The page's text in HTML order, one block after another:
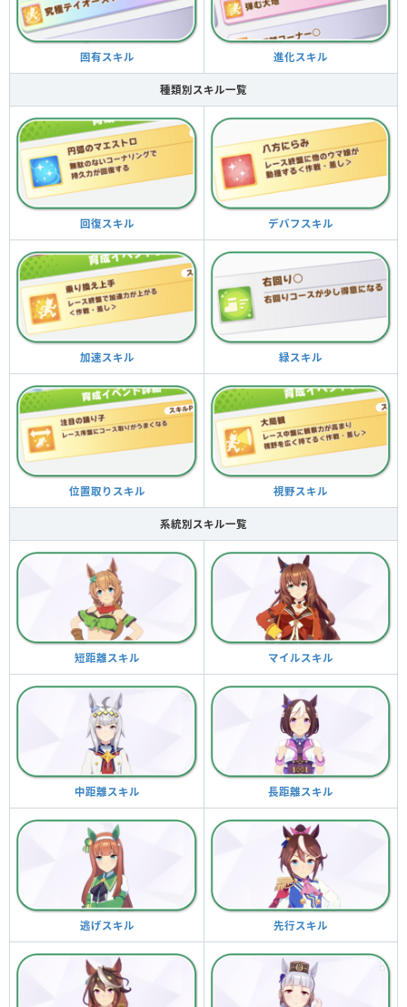
固有スキル 進化スキル
種類別スキル一覧
回復スキル デバフスキル
加速スキル 緑スキル
位置取りスキル 視野スキル
系統別スキル一覧
短距離スキル マイルスキル
中距離スキル 長距離スキル
逃げスキル 先行スキル